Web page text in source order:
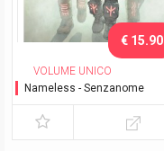
VOLUME UNICO
Nameless - Senzanome
€ 15.90